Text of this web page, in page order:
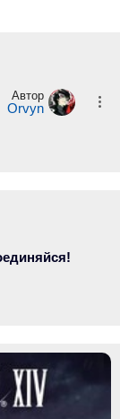
Автор
Orvyn